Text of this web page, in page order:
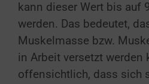
kann dieser Wert bis auf
werden. Das bedeutet,
Muskelmasse bzw.
in Arbeit versetzt werden
offensichtlich, dass sich